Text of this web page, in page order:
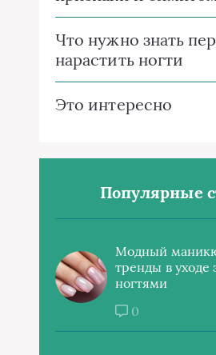
Что нужно знать
нарастить ногти
Это интересно
Популярные
Модный
тренды в уходе
ногтями
0